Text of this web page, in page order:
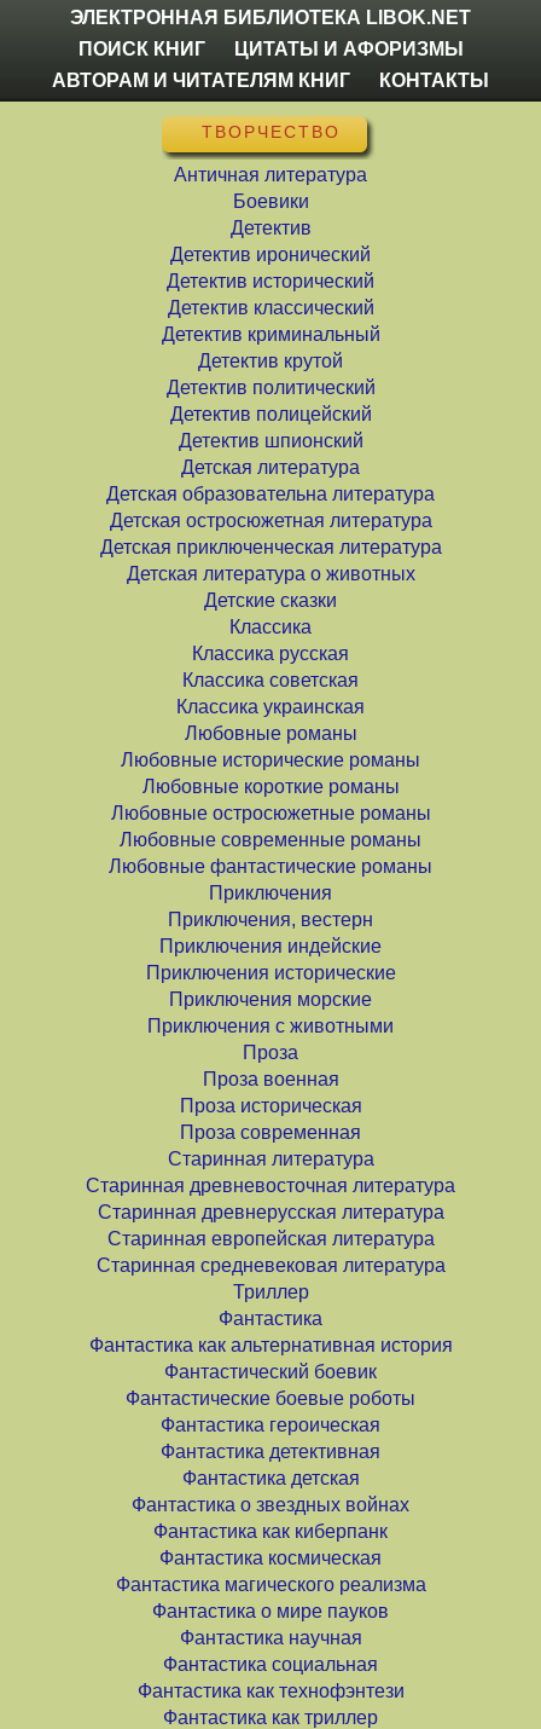
ЭЛЕКТРОННАЯ БИБЛИОТЕКА LIBOK.NET
ПОИСК КНИГ
ЦИТАТЫ И АФОРИЗМЫ
АВТОРАМ И ЧИТАТЕЛЯМ КНИГ
КОНТАКТЫ
ТВОРЧЕСТВО
Античная литература
Боевики
Детектив
Детектив иронический
Детектив исторический
Детектив классический
Детектив криминальный
Детектив крутой
Детектив политический
Детектив полицейский
Детектив шпионский
Детская литература
Детская образовательна литература
Детская остросюжетная литература
Детская приключенческая литература
Детская литература о животных
Детские сказки
Классика
Классика русская
Классика советская
Классика украинская
Любовные романы
Любовные исторические романы
Любовные короткие романы
Любовные остросюжетные романы
Любовные современные романы
Любовные фантастические романы
Приключения
Приключения, вестерн
Приключения индейские
Приключения исторические
Приключения морские
Приключения с животными
Проза
Проза военная
Проза историческая
Проза современная
Старинная литература
Старинная древневосточная литература
Старинная древнерусская литература
Старинная европейская литература
Старинная средневековая литература
Триллер
Фантастика
Фантастика как альтернативная история
Фантастический боевик
Фантастические боевые роботы
Фантастика героическая
Фантастика детективная
Фантастика детская
Фантастика о звездных войнах
Фантастика как киберпанк
Фантастика космическая
Фантастика магического реализма
Фантастика о мире пауков
Фантастика научная
Фантастика социальная
Фантастика как технофэнтези
Фантастика как триллер